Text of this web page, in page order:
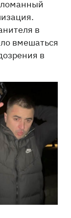
в
вмешаться
в